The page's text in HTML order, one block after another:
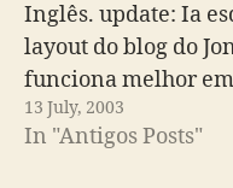
Inglês. update: Ia
layout do blog do
funciona melhor
arquivos.png.
13 July, 2003
In "Antigos Posts"